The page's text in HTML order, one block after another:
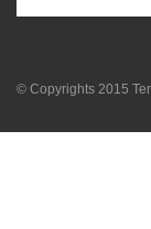
© Copyrights 2015